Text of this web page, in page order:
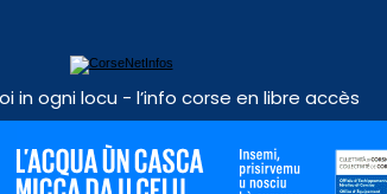
in ogni locu - l’info corse en libre accès